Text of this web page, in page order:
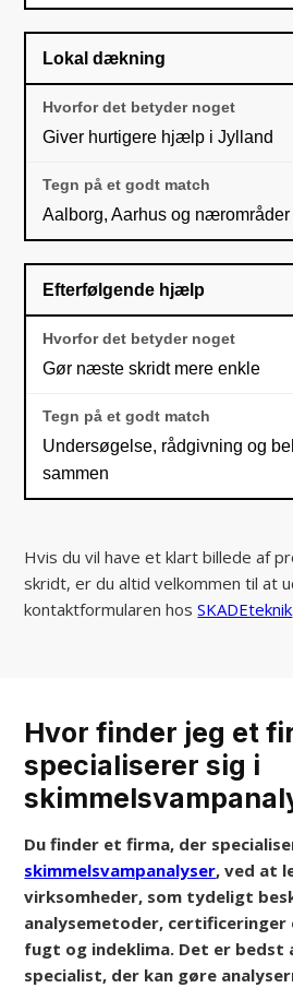
Lokal dækning
Giver hurtigere hjælp i Jylland
Aalborg, Aarhus og
Efterfølgende hjælp
Gør næste skridt mere enkle
Undersøgelse, rådgivning og
sammen
Hvis du vil have et klart billede af
skridt, er du altid velkommen til at
kontaktformularen hosSKADEteknik.
Hvor finder jeg et
specialiserer sig i
Du finder et firma, der
skimmelsvampanalyser, ved at
virksomheder, som tydeligt
analysemetoder, certificeringer
fugt og indeklima. Det er bedst
specialist, der kan gøre